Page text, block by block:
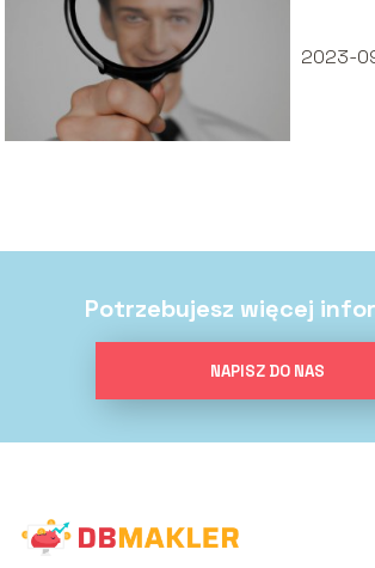
2023-
Potrzebujesz więcej
NAPISZ DO NAS